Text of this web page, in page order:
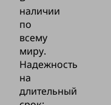
наличии
по
всему
миру.
Надежность
на
длительный